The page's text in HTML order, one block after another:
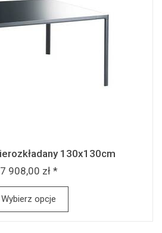
130x130cm
7 908,00 zł *
Wybierz opcje